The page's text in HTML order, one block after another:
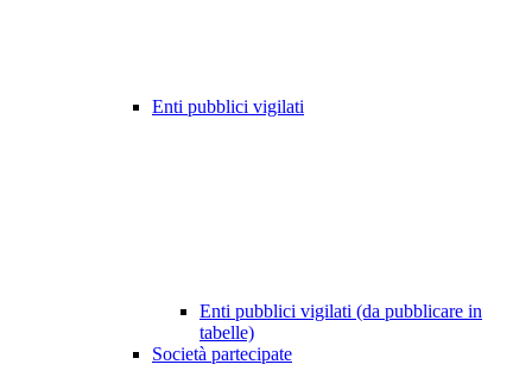
Enti pubblici vigilati
Enti pubblici vigilati (da pubblicare in
tabelle)
Società partecipate